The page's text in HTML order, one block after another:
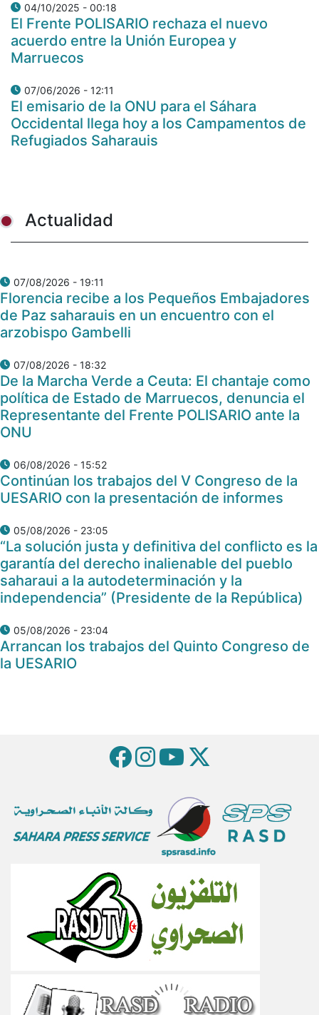
04/10/2025 - 00:18
El Frente POLISARIO rechaza el nuevo
acuerdo entre la Unión Europea y
Marruecos
07/06/2026 - 12:11
El emisario de la ONU para el Sáhara
Occidental llega hoy a los Campamentos de
Refugiados Saharauis
Actualidad
07/08/2026 - 19:11
Florencia recibe a los Pequeños Embajadores
de Paz saharauis en un encuentro con el
arzobispo Gambelli
07/08/2026 - 18:32
De la Marcha Verde a Ceuta: El chantaje como
política de Estado de Marruecos, denuncia el
Representante del Frente POLISARIO ante la
ONU
06/08/2026 - 15:52
Continúan los trabajos del V Congreso de la
UESARIO con la presentación de informes
05/08/2026 - 23:05
“La solución justa y definitiva del conflicto es la
garantía del derecho inalienable del pueblo
saharaui a la autodeterminación y la
independencia” (Presidente de la República)
05/08/2026 - 23:04
Arrancan los trabajos del Quinto Congreso de
la UESARIO